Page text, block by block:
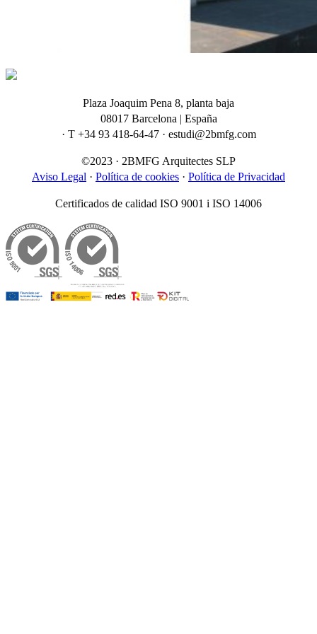
Plaza Joaquim Pena 8, planta baja
08017 Barcelona | España
· T +34 93 418-64-47 · estudi@2bmfg.com
©2023 · 2BMFG Arquitectes SLP
Aviso Legal · Política de cookies · Política de Privacidad
Certificados de calidad ISO 9001 i ISO 14006